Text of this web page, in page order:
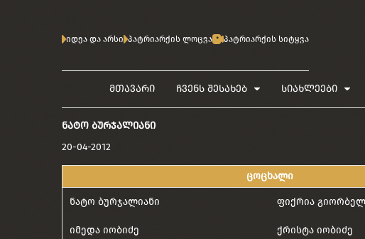
იდეა და არსი პატრიარქის ლოცვა პატრიარქის სიტყვა
მთავარი ჩვენს შესახებ სიახლეები
ᲜᲐᲢᲝ ᲑᲣᲠᲯᲐᲚᲘᲐᲜᲘ
20-04-2012
ცოცხალი
ნატო ბურჯალიანი ფიქრია
იმედა იობიძე ქრისტა იობიძე